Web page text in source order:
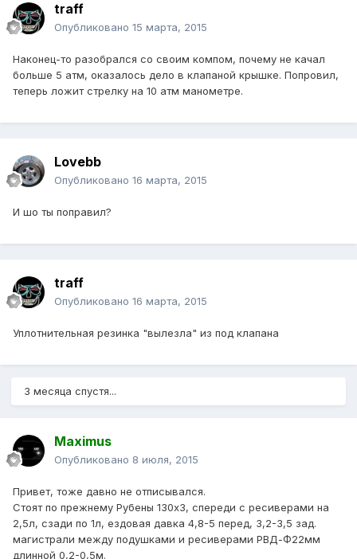
traff
Опубликовано 15 марта, 2015
Наконец-то разобрался со своим компом, почему не качал
больше 5 атм, оказалось дело в клапаной крышке. Попровил,
теперь ложит стрелку на 10 атм манометре.
Lovebb
Опубликовано 16 марта, 2015
И шо ты поправил?
traff
Опубликовано 16 марта, 2015
Уплотнительная резинка "вылезла" из под клапана
3 месяца спустя...
Maximus
Опубликовано 8 июля, 2015
Привет, тоже давно не отписывался.
Стоят по прежнему Рубены 130х3, спереди с ресиверами на
2,5л, сзади по 1л, ездовая давка 4,8-5 перед, 3,2-3,5 зад.
магистрали между подушками и ресиверами РВД-Ф22мм
длинной 0,2-0,5м.